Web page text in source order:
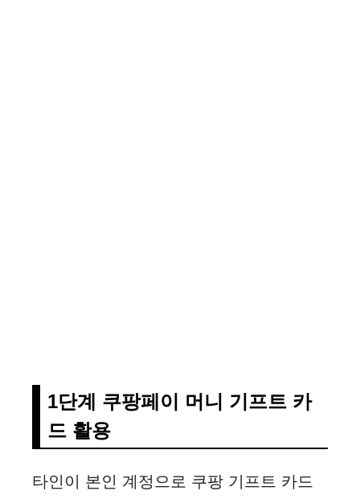
1단계 쿠팡페이 머니 기프트 카
드 활용
타인이 본인 계정으로 쿠팡 기프트 카드